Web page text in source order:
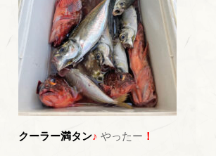
クーラー満タン♪ やったー ！